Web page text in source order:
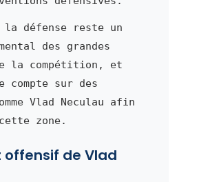
la défense reste un
des grandes
la compétition, et
compte sur des
Vlad Neculau afin
zone.
offensif de Vlad